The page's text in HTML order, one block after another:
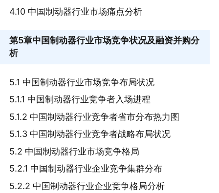
4.10 中国制动器行业市场痛点分析
第5章中国制动器行业市场竞争状况及融资并购分
析
5.1 中国制动器行业市场竞争布局状况
5.1.1 中国制动器行业竞争者入场进程
5.1.2 中国制动器行业竞争者省市分布热力图
5.1.3 中国制动器行业竞争者战略布局状况
5.2 中国制动器行业市场竞争格局
5.2.1 中国制动器行业企业竞争集群分布
5.2.2 中国制动器行业企业竞争格局分析